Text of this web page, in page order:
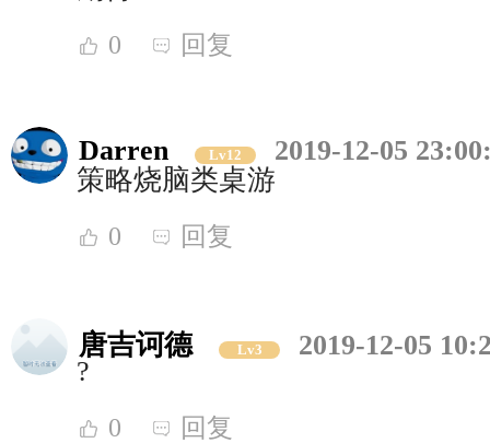
0 回复
Darren Lv12
2019-12-05
策略烧脑类桌游
0 回复
唐吉诃德 Lv3
2019-12-05
?
0 回复